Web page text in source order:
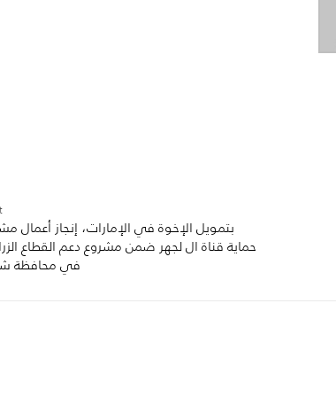
بتمويل الإخوة في الإمارات، إنجاز أعمال
حماية قناة ال لجهر ضمن مشروع دعم القطاع
في محافظة